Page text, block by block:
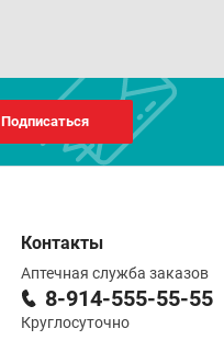
Подписаться
Контакты
Аптечная служба заказов
8-914-555-55-55
Круглосуточно